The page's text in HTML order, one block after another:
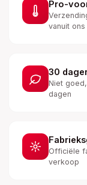
Pro-
vanuit ons
30
Niet
dagen
Officiële
verkoop